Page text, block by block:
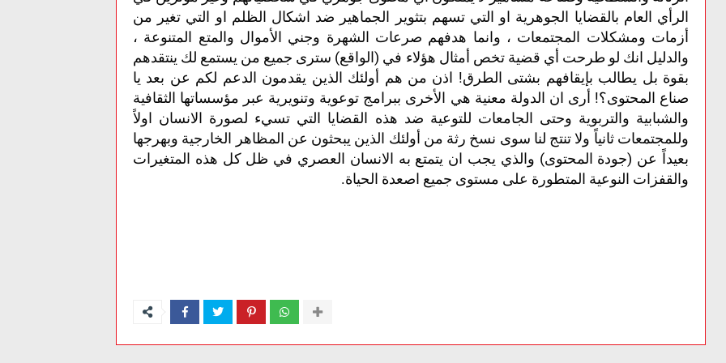
الرأي العام بالقضايا الجوهرية او التي تسهم بتثوير الجماهير ضد اشكال الظلم او التي تغير من
أزمات ومشكلات المجتمعات ، وانما هدفهم صرعات الشهرة وجني الأموال والمتع المتنوعة ،
والدليل انك لو طرحت أي قضية تخص أمثال هؤلاء في (الواقع) سترى جميع من يستمع لك ينتقدهم
بقوة بل يطالب بإيقافهم بشتى الطرق! اذن من هم أولئك الذين يقدمون الدعم لكم عن بعد يا
صناع المحتوى؟! أرى ان الدولة معنية هي الأخرى ببرامج توعوية وتنويرية عبر مؤسساتها الثقافية
والشبابية والتربوية وحتى الجامعات للتوعية ضد هذه القضايا التي تسيء لصورة الانسان اولاً
وللمجتمعات ثانياً ولا تنتج لنا سوى نسخ رثة من أولئك الذين يبحثون عن المظاهر الخارجية وبهرجها
بعيداً عن (جودة المحتوى) والذي يجب ان يتمتع به الانسان العصري في ظل كل هذه المتغيرات
والقفزات النوعية المتطورة على مستوى جميع اصعدة الحياة.